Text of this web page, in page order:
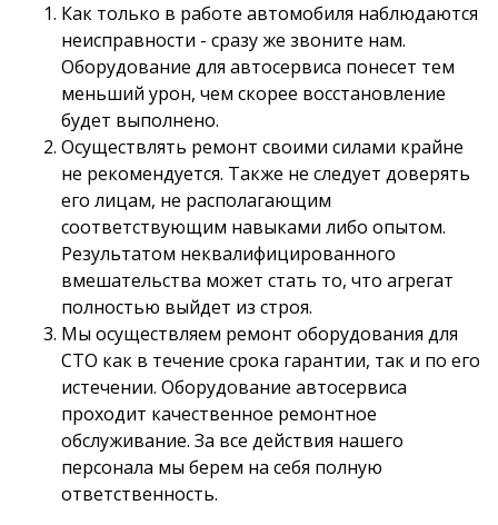
Как только в работе автомобиля наблюдаются
неисправности - сразу же звоните нам.
Оборудование для автосервиса понесет тем
меньший урон, чем скорее восстановление
будет выполнено.
Осуществлять ремонт своими силами крайне
не рекомендуется. Также не следует доверять
его лицам, не располагающим
соответствующим навыками либо опытом.
Результатом неквалифицированного
вмешательства может стать то, что агрегат
полностью выйдет из строя.
Мы осуществляем ремонт оборудования для
СТО как в течение срока гарантии, так и по его
истечении. Оборудование автосервиса
проходит качественное ремонтное
обслуживание. За все действия нашего
персонала мы берем на себя полную
ответственность.